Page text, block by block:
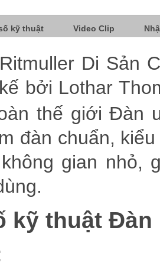
kỹ thuật Video Clip
Di Sản
bởi Lothar
thế giới Đàn
đàn chuẩn,
gian nhỏ,
kỹ thuật Đàn